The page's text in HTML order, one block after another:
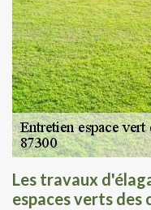
Les travaux
espaces verts des